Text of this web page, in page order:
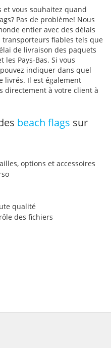
et vous souhaitez quand
Pas de problème! Nous
entier avec des délais
transporteurs fiables tels que
de livraison des paquets
Pays-Bas. Si vous
indiquer dans quel
livrés. Il est également
directement à votre client à
beach flags sur
options et accessoires
qualité
des fichiers